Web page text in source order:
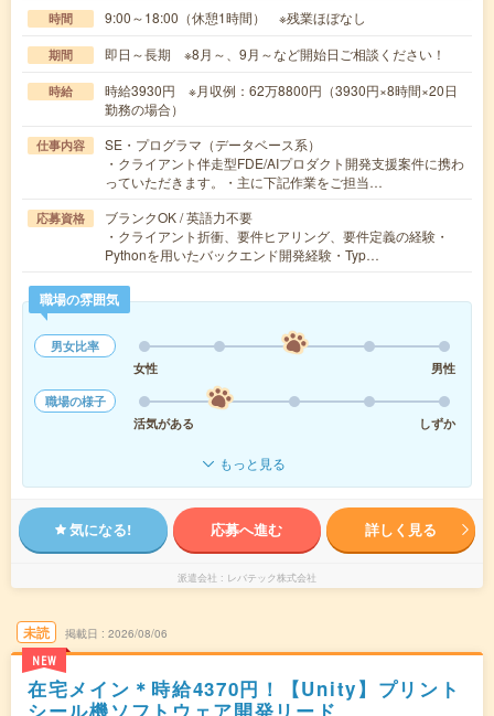
時間 9:00～18:00（休憩1時間） ※残業ほぼなし
期間 即日～長期 ※8月～、9月～など開始日ご相談ください！
時給
時給3930円 ※月収例：62万8800円（3930円×8時間×20日
勤務の場合）
仕事内容
SE・プログラマ（データベース系）
・クライアント伴走型FDE/AIプロダクト開発支援案件に携わ
っていただきます。・主に下記作業をご担当…
応募資格
ブランクOK / 英語力不要
・クライアント折衝、要件ヒアリング、要件定義の経験・
Pythonを用いたバックエンド開発経験・Typ…
職場の雰囲気
男女比率
女性
男性
職場の様子
活気がある
しずか
もっと見る
気になる! 応募へ進む 詳しく見る
派遣会社 レバテック株式会社
未読
NEW
掲載日 2026/08/06
在宅メイン＊時給4370円！【Unity】プリント
シール機ソフトウェア開発リード